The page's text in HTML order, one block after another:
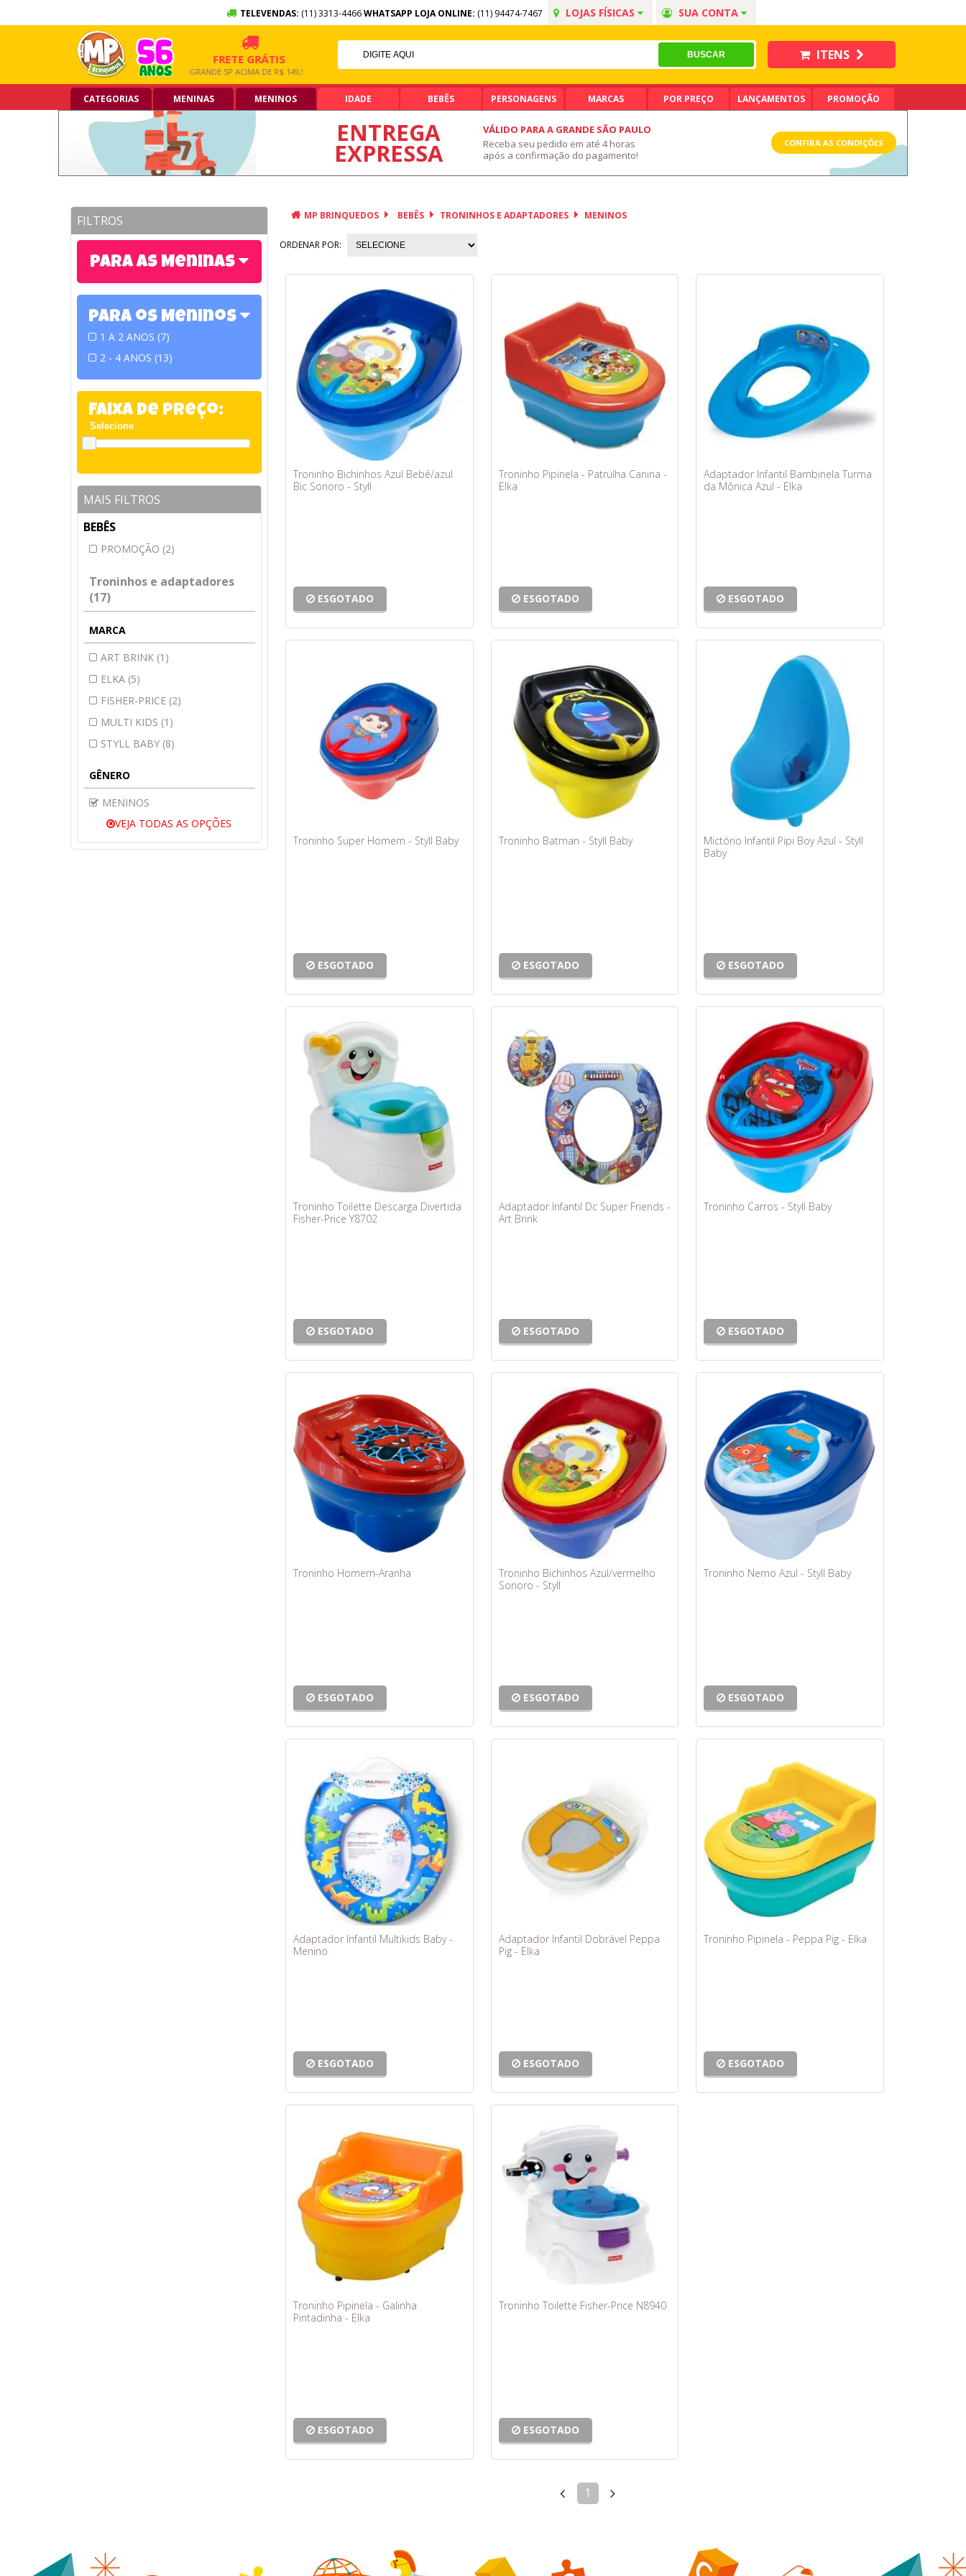
TELEVENDAS: (11) 3313-4466WHATSAPP LOJA ONLINE: (11) 94474-7467 LOJAS FÍSICAS SUA CONTA
10X SEM JUROS
NO CARTÃO DE CRÉDITO
FRETE GRÁTIS
GRANDE SP ACIMA DE R$ 149,90
5% OFF NO PIX
PIX ACIMA DE R$ 99,90
ITENS
CATEGORIAS MENINAS MENINOS IDADE BEBÊS PERSONAGENS MARCAS POR PREÇO LANÇAMENTOS PROMOÇÃO
ENTREGA
EXPRESSA
VÁLIDO PARA A GRANDE SÃO PAULO
Receba seu pedido em até 4 horas
após a confirmação do pagamento!
CONFIRA AS CONDIÇÕES
FILTROS
Para as Meninas
Para os Meninos
1 A 2 ANOS (7)
2 - 4 ANOS (13)
Faixa de Preço:
MAIS FILTROS
BEBÊS
PROMOÇÃO (2)
Troninhos e adaptadores
(17)
MARCA
ART BRINK (1)
ELKA (5)
FISHER-PRICE (2)
MULTI KIDS (1)
STYLL BABY (8)
GÊNERO
MENINOS
VEJA TODAS AS OPÇÕES
MP BRINQUEDOS BEBÊS TRONINHOS E ADAPTADORES MENINOS
ORDENAR POR:
Troninho Bichinhos Azul Bebê/azul
Bic Sonoro - Styll
ESGOTADO
Troninho Pipinela - Patrulha Canina -
Elka
ESGOTADO
Adaptador Infantil Bambinela Turma
da Mônica Azul - Elka
ESGOTADO
Troninho Super Homem - Styll Baby
ESGOTADO
Troninho Batman - Styll Baby
ESGOTADO
Mictório Infantil Pipi Boy Azul - Styll
Baby
ESGOTADO
Troninho Toilette Descarga Divertida
Fisher-Price Y8702
ESGOTADO
Adaptador Infantil Dc Super Friends -
Art Brink
ESGOTADO
Troninho Carros - Styll Baby
ESGOTADO
Troninho Homem-Aranha
ESGOTADO
Troninho Bichinhos Azul/vermelho
Sonoro - Styll
ESGOTADO
Troninho Nemo Azul - Styll Baby
ESGOTADO
Adaptador Infantil Multikids Baby -
Menino
ESGOTADO
Adaptador Infantil Dobrável Peppa
Pig - Elka
ESGOTADO
Troninho Pipinela - Peppa Pig - Elka
ESGOTADO
Troninho Pipinela - Galinha
Pintadinha - Elka
ESGOTADO
Troninho Toilette Fisher-Price N8940
ESGOTADO
1